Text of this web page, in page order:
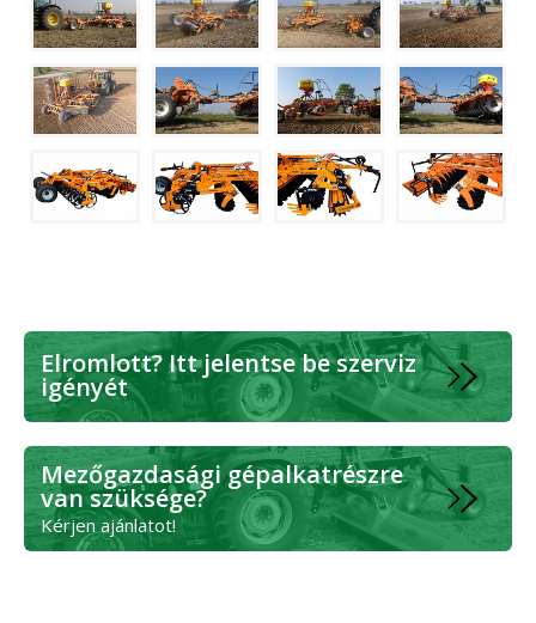
Elromlott? Itt jelentse be szerviz
igényét
Mezőgazdasági gépalkatrészre
van szüksége?
Kérjen ajánlatot!